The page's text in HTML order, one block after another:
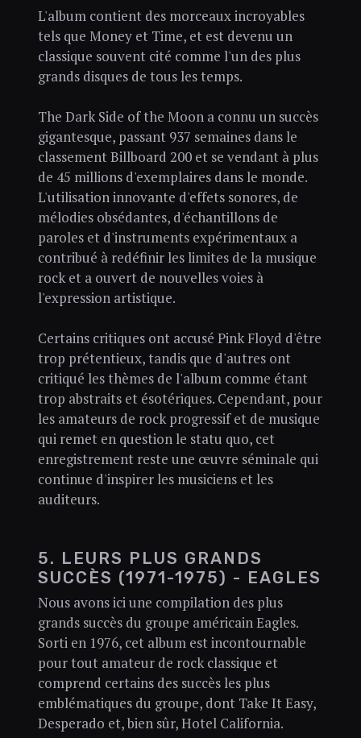
L'album contient des morceaux incroyables
tels que Money et Time, et est devenu un
classique souvent cité comme l'un des plus
grands disques de tous les temps.
The Dark Side of the Moon a connu un succès
gigantesque, passant 937 semaines dans le
classement Billboard 200 et se vendant à plus
de 45 millions d'exemplaires dans le monde.
L'utilisation innovante d'effets sonores, de
mélodies obsédantes, d'échantillons de
paroles et d'instruments expérimentaux a
contribué à redéfinir les limites de la musique
rock et a ouvert de nouvelles voies à
l'expression artistique.
Certains critiques ont accusé Pink Floyd d'être
trop prétentieux, tandis que d'autres ont
critiqué les thèmes de l'album comme étant
trop abstraits et ésotériques. Cependant, pour
les amateurs de rock progressif et de musique
qui remet en question le statu quo, cet
enregistrement reste une œuvre séminale qui
continue d'inspirer les musiciens et les
auditeurs.
5. LEURS PLUS GRANDS
SUCCÈS (1971-1975) - EAGLES
Nous avons ici une compilation des plus
grands succès du groupe américain Eagles.
Sorti en 1976, cet album est incontournable
pour tout amateur de rock classique et
comprend certains des succès les plus
emblématiques du groupe, dont Take It Easy,
Desperado et, bien sûr, Hotel California.